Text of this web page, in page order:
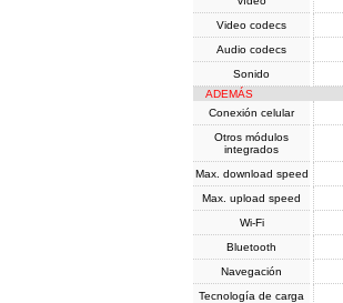
Video codecs
Audio codecs
Sonido
ADEMÁS
Conexión celular
Otros módulos
integrados
Max. download speed
Max. upload speed
Wi-Fi
Bluetooth
Navegación
Tecnología de carga